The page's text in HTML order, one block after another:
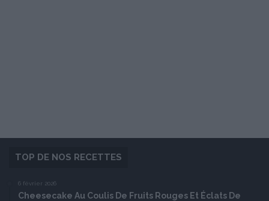
TOP DE NOS RECETTES
6 février 2026
Cheesecake Au Coulis De Fruits Rouges Et Éclats De